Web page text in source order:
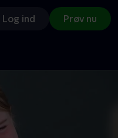
Log ind Prøv nu